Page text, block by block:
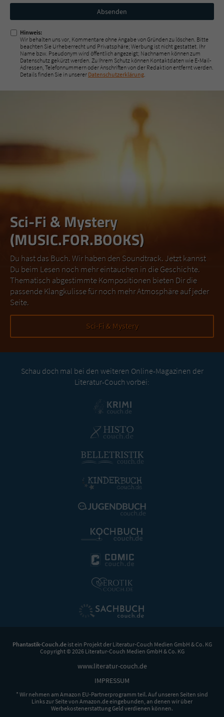
Nicht
ausfüllen!
Hinweis:
Wir behalten uns vor, Kommentare ohne Angabe von Gründen zu löschen. Bitte
beachten Sie Urheberrecht und Privatsphäre; Werbung ist nicht gestattet. Ihr
Name bzw. Pseudonym wird öffentlich angezeigt; Nachnamen können zum
Datenschutz gekürzt werden. Zu Ihrem Schutz können Kontaktdaten wie E-Mail-
Adressen, Telefonnummern oder Anschriften von der Redaktion entfernt werden.
Details finden Sie in unserer Datenschutzerklärung
Sci-Fi & Mystery
(MUSIC.FOR.BOOKS)
Du hast das Buch. Wir haben den Soundtrack. Jetzt kannst
Du beim Lesen noch mehr eintauchen in die Geschichte.
Thematisch abgestimmte Kompositionen bieten Dir die
passende Klangkulisse für noch mehr Atmosphäre auf jeder
Seite.
Sci-Fi & Mystery
Schau doch mal bei den weiteren Online-Magazinen der
Literatur-Couch vorbei:
Phantastik-Couch.deist ein Projekt der Literatur-Couch Medien GmbH & Co. KG
Copyright © 2026 Literatur-Couch Medien GmbH & Co. KG
www.literatur-couch.de
IMPRESSUM
* Wir nehmen am Amazon EU-Partnerprogramm teil. Auf unseren Seiten sind
Links zur Seite von Amazon.de eingebunden, an denen wir über
Werbekostenerstattung Geld verdienen können.